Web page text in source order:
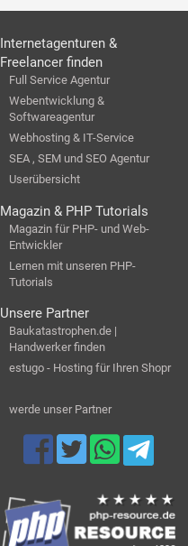
Internetagenturen &
Freelancer finden
Full Service Agentur
Webentwicklung &
Softwareagentur
Webhosting & IT-Service
SEA , SEM und SEO Agentur
Userübersicht
Magazin & PHP Tutorials
Magazin für PHP- und Web-
Entwickler
Lernen mit unseren PHP-
Tutorials
Unsere Partner
Baukatastrophen.de |
Handwerker finden
estugo - Hosting für Ihren Shopr
werde unser Partner